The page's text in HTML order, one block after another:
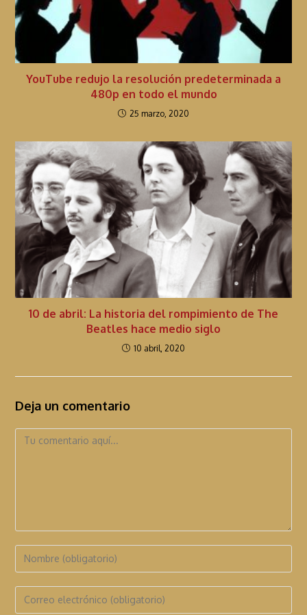
YouTube redujo la resolución predeterminada a
480p en todo el mundo
25 marzo, 2020
10 de abril: La historia del rompimiento de The
Beatles hace medio siglo
10 abril, 2020
Deja un comentario